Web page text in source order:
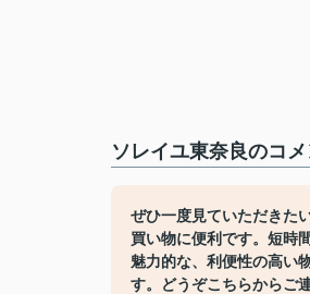
ソレイユ東奈良のコ
ぜひ一度見ていただきた
買い物に便利です。短時
魅力的な、利便性の高い
す。どうぞこちらからご